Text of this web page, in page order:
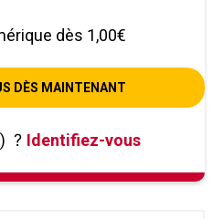
dès 1,00€
DÈS MAINTENANT
? Identifiez-vous